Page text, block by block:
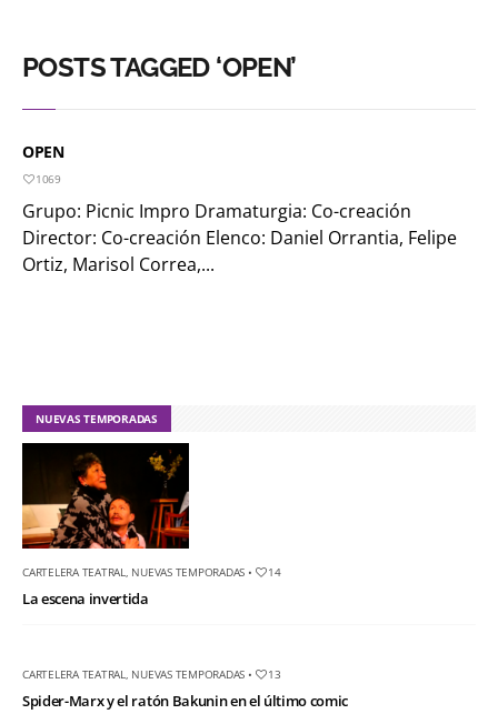
POSTS TAGGED ‘OPEN’
OPEN
1069
Grupo: Picnic Impro Dramaturgia: Co-creación
Director: Co-creación Elenco: Daniel Orrantia, Felipe
Ortiz, Marisol Correa,...
NUEVAS TEMPORADAS
CARTELERA TEATRAL NUEVAS TEMPORADAS • 14
La escena invertida
CARTELERA TEATRAL NUEVAS TEMPORADAS • 13
Spider-Marx y el ratón Bakunin en el último comic